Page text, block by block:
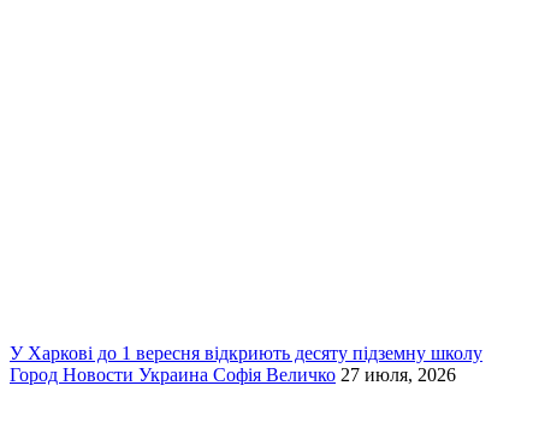
У Харкові до 1 вересня відкриють десяту підземну школу
Город Новости Украина Софія Величко 27 июля, 2026